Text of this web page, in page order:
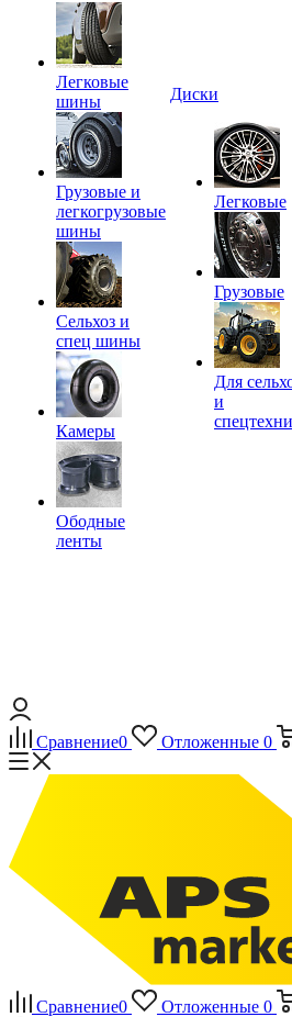
Легковые
шины
Грузовые и
легкогрузовые
шины
Сельхоз и
спец шины
Камеры
Ободные
ленты
Диски
Легковые
Грузовые
Для
и
Сравнение0 Отложенные 0
Сравнение0 Отложенные 0